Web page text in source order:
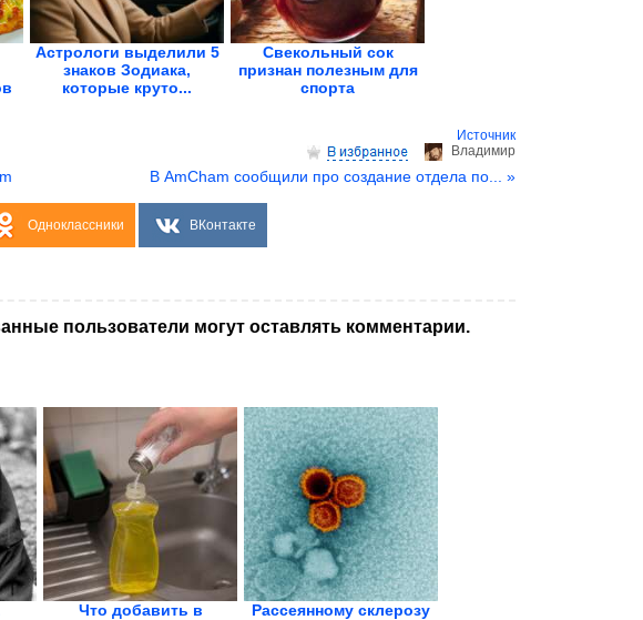
Астрологи выделили 5
знаков Зодиака,
которые круто...
Свекольный сок
признан полезным для
спорта
Источник
Владимир
В AmCham сообщили про создание отдела по... »
Одноклассники ВКонтакте
пользователи могут оставлять комментарии.
Что добавить в
Рассеянному склерозу